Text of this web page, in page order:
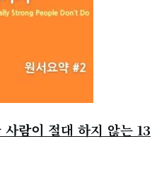
람이 절대 하지 않는 13